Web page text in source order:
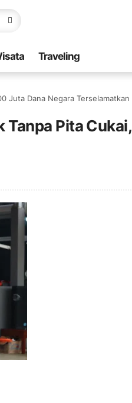
Traveling
Juta Dana Negara Terselamatkan
Tanpa Pita Cukai,